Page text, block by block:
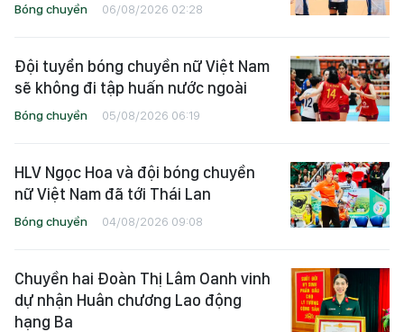
Bóng chuyền 06/08/2026 02:28
Đội tuyển bóng chuyền nữ Việt Nam
sẽ không đi tập huấn nước ngoài
Bóng chuyền 05/08/2026 06:19
HLV Ngọc Hoa và đội bóng chuyền
nữ Việt Nam đã tới Thái Lan
Bóng chuyền 04/08/2026 09:08
Chuyền hai Đoàn Thị Lâm Oanh vinh
dự nhận Huân chương Lao động
hạng Ba